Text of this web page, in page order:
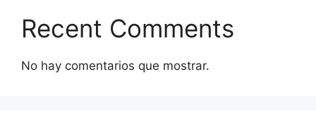
Recent Comments
No hay comentarios que mostrar.